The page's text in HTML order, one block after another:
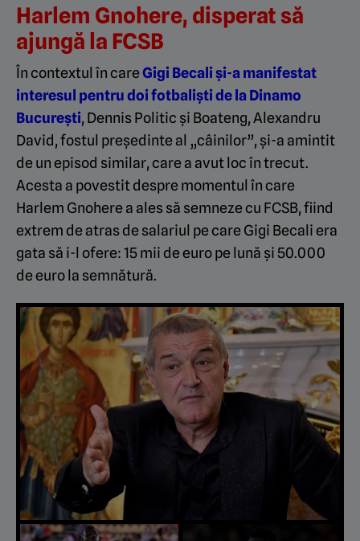
Harlem Gnohere, disperat să
ajungă la FCSB
În contextul în careGigi Becali și-a manifestat
interesul pentru doi fotbaliști de la Dinamo
București, Dennis Politic și Boateng, Alexandru
David, fostul președinte al „câinilor”, și-a amintit
de un episod similar, care a avut loc în trecut.
Acesta a povestit despre momentul în care
Harlem Gnohere a ales să semneze cu FCSB, fiind
extrem de atras de salariul pe care Gigi Becali era
gata să i-l ofere: 15 mii de euro pe lună și 50.000
de euro la semnătură.